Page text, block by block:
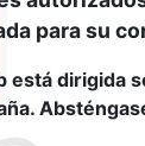
para su
está dirigida